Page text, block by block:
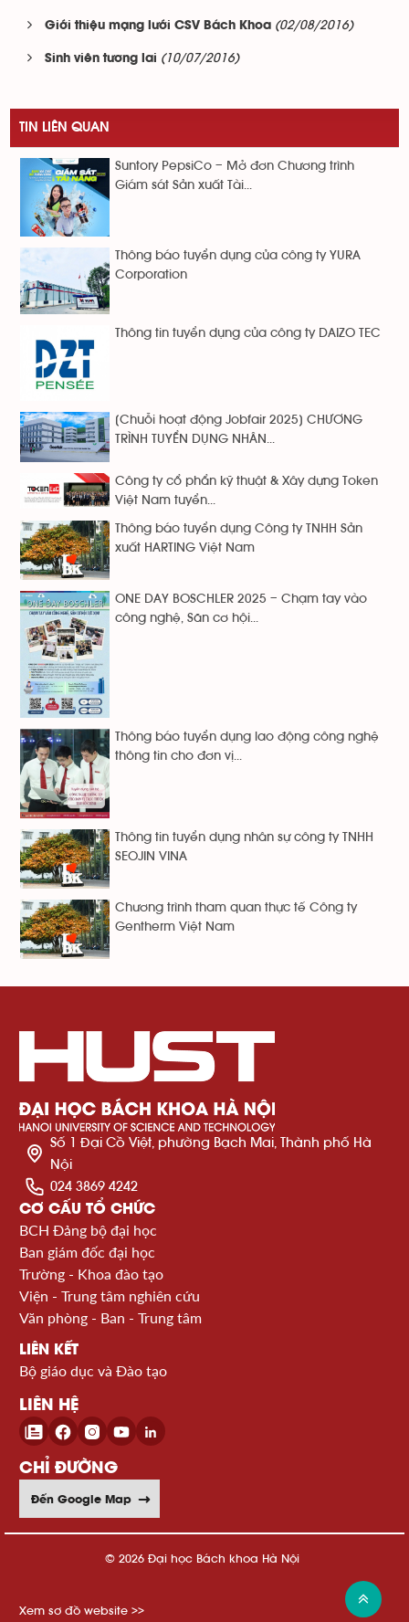
Giới thiệu mạng lưới CSV Bách Khoa (02/08/2016)
Sinh viên tương lai (10/07/2016)
TIN LIÊN QUAN
Suntory PepsiCo – Mở đơn Chương trình
Giám sát Sản xuất Tài...
Thông báo tuyển dụng của công ty YURA
Corporation
Thông tin tuyển dụng của công ty DAIZO TEC
[Chuỗi hoạt động Jobfair 2025] CHƯƠNG
TRÌNH TUYỂN DỤNG NHÂN...
Công ty cổ phẩn kỹ thuật & Xây dựng Token
Việt Nam tuyển...
Thông báo tuyển dụng Công ty TNHH Sản
xuất HARTING Việt Nam
ONE DAY BOSCHLER 2025 – Chạm tay vào
công nghệ, Săn cơ hội...
Thông báo tuyển dụng lao động công nghệ
thông tin cho đơn vị...
Thông tin tuyển dụng nhân sự công ty TNHH
SEOJIN VINA
Chương trình tham quan thực tế Công ty
Gentherm Việt Nam
Số 1 Đại Cồ Việt, phường Bạch Mai, Thành phố Hà
Nội
024 3869 4242
CƠ CẤU TỔ CHỨC
BCH Đảng bộ đại học
Ban giám đốc đại học
Trường - Khoa đào tạo
Viện - Trung tâm nghiên cứu
Văn phòng - Ban - Trung tâm
LIÊN KẾT
Bộ giáo dục và Đào tạo
LIÊN HỆ
CHỈ ĐƯỜNG
Đến Google Map
© 2026 Đại học Bách khoa Hà Nội
Xem sơ đồ website >>